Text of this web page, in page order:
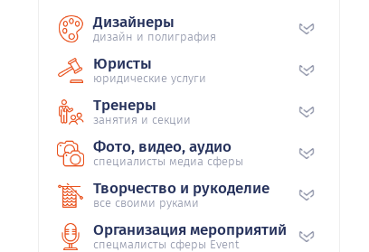
Дизайнеры
дизайн и полиграфия
Юристы
юридические услуги
Тренеры
занятия и секции
Фото, видео, аудио
специалисты медиа сферы
Творчество и рукоделие
все своими руками
Организация мероприятий
спецмалисты сферы Event